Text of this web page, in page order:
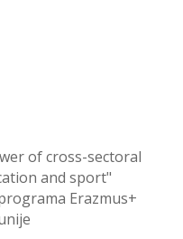
of cross-sectoral
and sport"
Erazmus+